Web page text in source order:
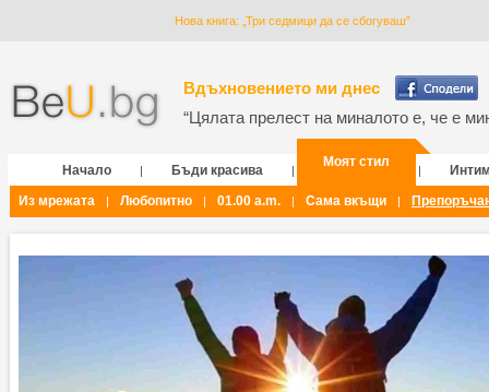
Нова книга: „Три седмици да се сбогуваш”
Вдъхновението ми днес
“Цялата прелест на миналото е, че е
Начало | Бъди красива |
Моят стил
|
Из мрежата
| Любопитно | 01.00 a.m. | Сама вкъщи |